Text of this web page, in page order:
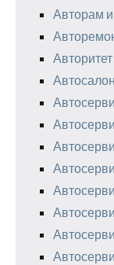
Авторам
Авторитет